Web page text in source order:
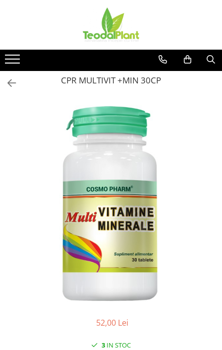
SUPLIMENTE ARTICULATII
ANTIINFLAMATOARE
SUPLIMENTE TONICE
SUPLIMENTE DIABET
SUPLIMENTE HORMONALE
SUPLIMENTE CARDIO VASCULARE
HEPATOPROTECTOARE-BILA
SUPLIMENTE MEMORIE SI
SUPLIMENTE POTENȚĂ
SUPLIMENTE PROSTATĂ
SUPLIMENTE VITAMINE ȘI
SUPLIMENTE SOMN DEPRESIE
SUPLIMENTE COLESTEROL
CPR MULTIVIT +MIN 30CP
52,00 Lei
3 IN STOC